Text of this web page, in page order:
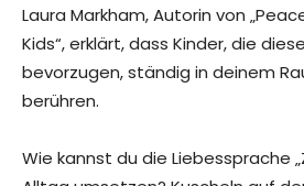
Laura Markham, Autorin von
Kids“, erklärt, dass Kinder, die
bevorzugen, ständig in deinem
berühren.
Wie kannst du die Liebessprache